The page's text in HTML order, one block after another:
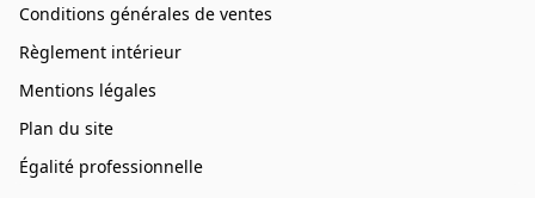
Conditions générales de ventes
Règlement intérieur
Mentions légales
Plan du site
Égalité professionnelle